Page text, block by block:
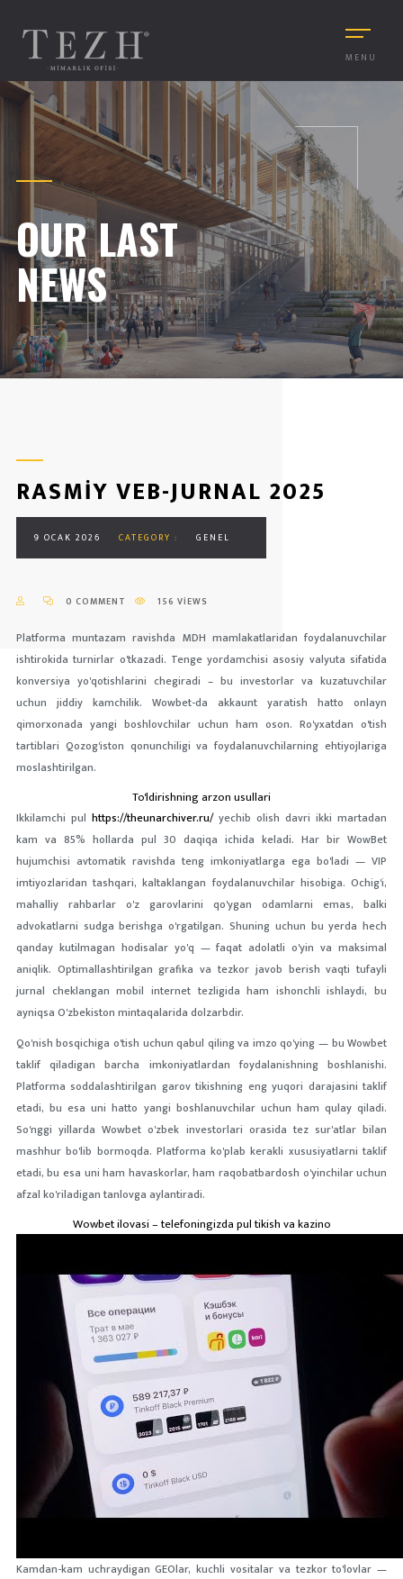
MENU
OUR LAST
NEWS
RASMIY VEB-JURNAL 2025
9 OCAK 2026 CATEGORY : GENEL
0 COMMENT 156 VIEWS
Platforma muntazam ravishda MDH mamlakatlaridan foydalanuvchilar
ishtirokida turnirlar o'tkazadi. Tenge yordamchisi asosiy valyuta sifatida
konversiya yo'qotishlarini chegiradi – bu investorlar va kuzatuvchilar
uchun jiddiy kamchilik. Wowbet-da akkaunt yaratish hatto onlayn
qimorxonada yangi boshlovchilar uchun ham oson.Ro'yxatdan o'tish
tartiblari Qozog'iston qonunchiligi va foydalanuvchilarning ehtiyojlariga
moslashtirilgan.
To'ldirishning arzon usullari
Ikkilamchi pul https://theunarchiver.ru/yechib olish davri ikki martadan
kam va 85% hollarda pul 30 daqiqa ichida keladi. Har bir WowBet
hujumchisi avtomatik ravishda teng imkoniyatlarga ega bo'ladi — VIP
imtiyozlaridan tashqari, kaltaklangan foydalanuvchilar hisobiga. Ochig'i,
mahalliy rahbarlar o'z garovlarini qo'ygan odamlarni emas, balki
advokatlarni sudga berishga o'rgatilgan. Shuning uchun bu yerda hech
qanday kutilmagan hodisalar yo'q — faqat adolatli o'yin va maksimal
aniqlik. Optimallashtirilgan grafika va tezkor javob berish vaqti tufayli
jurnal cheklangan mobil internet tezligida ham ishonchli ishlaydi, bu
ayniqsa O'zbekiston mintaqalarida dolzarbdir.
Qo'nish bosqichiga o'tish uchun qabul qiling va imzo qo'ying — bu Wowbet
taklif qiladigan barcha imkoniyatlardan foydalanishning boshlanishi.
Platforma soddalashtirilgan garov tikishning eng yuqori darajasini taklif
etadi, bu esa uni hatto yangi boshlanuvchilar uchun ham qulay qiladi.
So'nggi yillarda Wowbet o'zbek investorlari orasida tez sur'atlar bilan
mashhur bo'lib bormoqda. Platforma ko'plab kerakli xususiyatlarni taklif
etadi, bu esa uni ham havaskorlar, ham raqobatbardosh o'yinchilar uchun
afzal ko'riladigan tanlovga aylantiradi.
Wowbet ilovasi – telefoningizda pul tikish va kazino
Kamdan-kam uchraydigan GEOlar, kuchli vositalar va tezkor to'lovlar —